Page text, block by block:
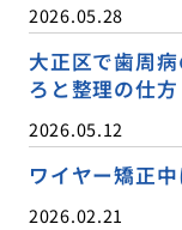
2026.05.28
大正区で歯周
ろと整理の仕方
2026.05.12
ワイヤー矯正
2026.02.21